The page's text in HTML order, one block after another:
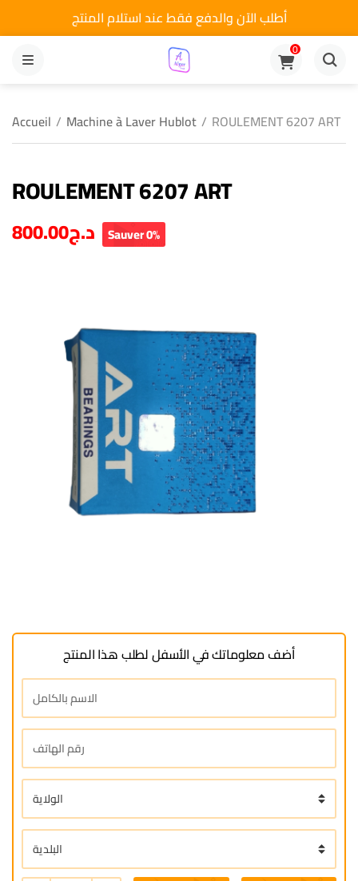
أطلب الآن والدفع فقط عند استلام المنتج
MENU
0
Accueil / Machine à Laver Hublot / ROULEMENT 6207 ART
ROULEMENT 6207 ART
د.ج800.00 Sauver 0%
أضف معلوماتك في الأسفل لطلب هذا المنتج